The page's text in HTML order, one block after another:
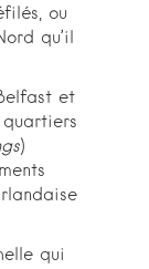
ou
qu’il
et
)
qui